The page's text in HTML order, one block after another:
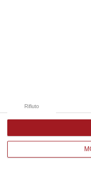
Rifiuto
Corriere delle Calabria è